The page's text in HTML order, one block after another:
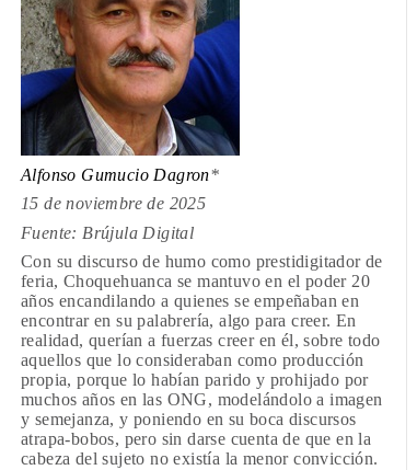
Alfonso Gumucio Dagron*
15 de noviembre de 2025
Fuente: Brújula Digital
Con su discurso de humo como prestidigitador de
feria, Choquehuanca se mantuvo en el poder 20
años encandilando a quienes se empeñaban en
encontrar en su palabrería, algo para creer. En
realidad, querían a fuerzas creer en él, sobre todo
aquellos que lo consideraban como producción
propia, porque lo habían parido y prohijado por
muchos años en las ONG, modelándolo a imagen
y semejanza, y poniendo en su boca discursos
atrapa-bobos, pero sin darse cuenta de que en la
cabeza del sujeto no existía la menor convicción.